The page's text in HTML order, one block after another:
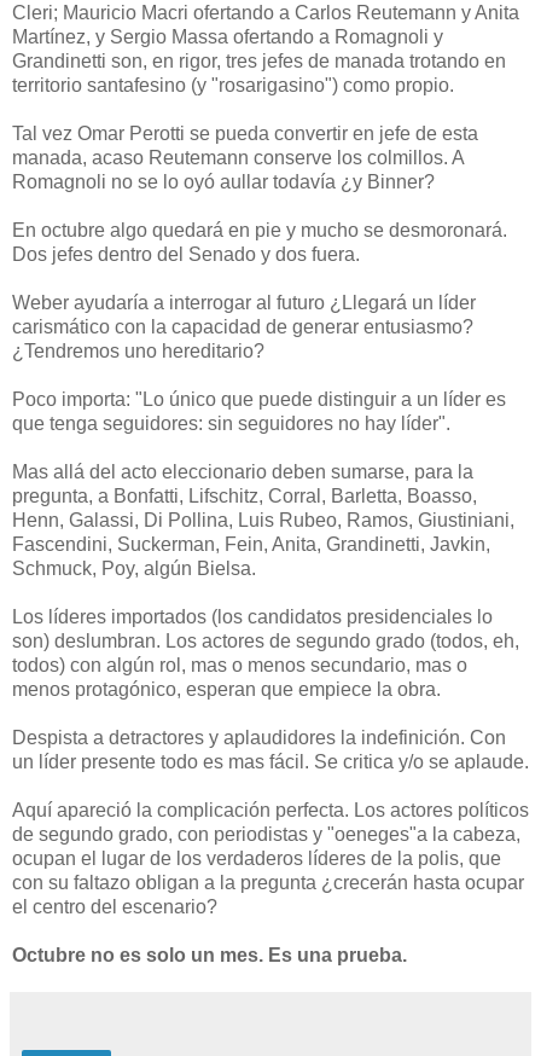
Cleri; Mauricio Macri ofertando a Carlos Reutemann y Anita
Martínez, y Sergio Massa ofertando a Romagnoli y
Grandinetti son, en rigor, tres jefes de manada trotando en
territorio santafesino (y "rosarigasino") como propio.
Tal vez Omar Perotti se pueda convertir en jefe de esta
manada, acaso Reutemann conserve los colmillos. A
Romagnoli no se lo oyó aullar todavía ¿y Binner?
En octubre algo quedará en pie y mucho se desmoronará.
Dos jefes dentro del Senado y dos fuera.
Weber ayudaría a interrogar al futuro ¿Llegará un líder
carismático con la capacidad de generar entusiasmo?
¿Tendremos uno hereditario?
Poco importa: "Lo único que puede distinguir a un líder es
que tenga seguidores: sin seguidores no hay líder".
Mas allá del acto eleccionario deben sumarse, para la
pregunta, a Bonfatti, Lifschitz, Corral, Barletta, Boasso,
Henn, Galassi, Di Pollina, Luis Rubeo, Ramos, Giustiniani,
Fascendini, Suckerman, Fein, Anita, Grandinetti, Javkin,
Schmuck, Poy, algún Bielsa.
Los líderes importados (los candidatos presidenciales lo
son) deslumbran. Los actores de segundo grado (todos, eh,
todos) con algún rol, mas o menos secundario, mas o
menos protagónico, esperan que empiece la obra.
Despista a detractores y aplaudidores la indefinición. Con
un líder presente todo es mas fácil. Se critica y/o se aplaude.
Aquí apareció la complicación perfecta. Los actores políticos
de segundo grado, con periodistas y "oeneges"a la cabeza,
ocupan el lugar de los verdaderos líderes de la polis, que
con su faltazo obligan a la pregunta ¿crecerán hasta ocupar
el centro del escenario?
Octubre no es solo un mes. Es una prueba.